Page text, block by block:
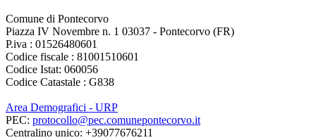
Comune di Pontecorvo
Piazza IV Novembre n. 1 03037 - Pontecorvo (FR)
P.iva : 01526480601
Codice fiscale : 81001510601
Codice Istat: 060056
Codice Catastale : G838
Area Demografici - URP
PEC: protocollo@pec.comunepontecorvo.it
Centralino unico: +39077676211